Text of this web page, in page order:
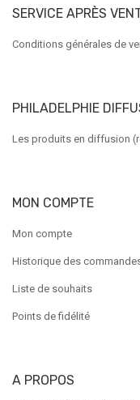
SERVICE APRÈS
Conditions générales de
PHILADELPHIE
Les produits en diffusion
MON COMPTE
Mon compte
Historique des
Liste de souhaits
Points de fidélité
A PROPOS